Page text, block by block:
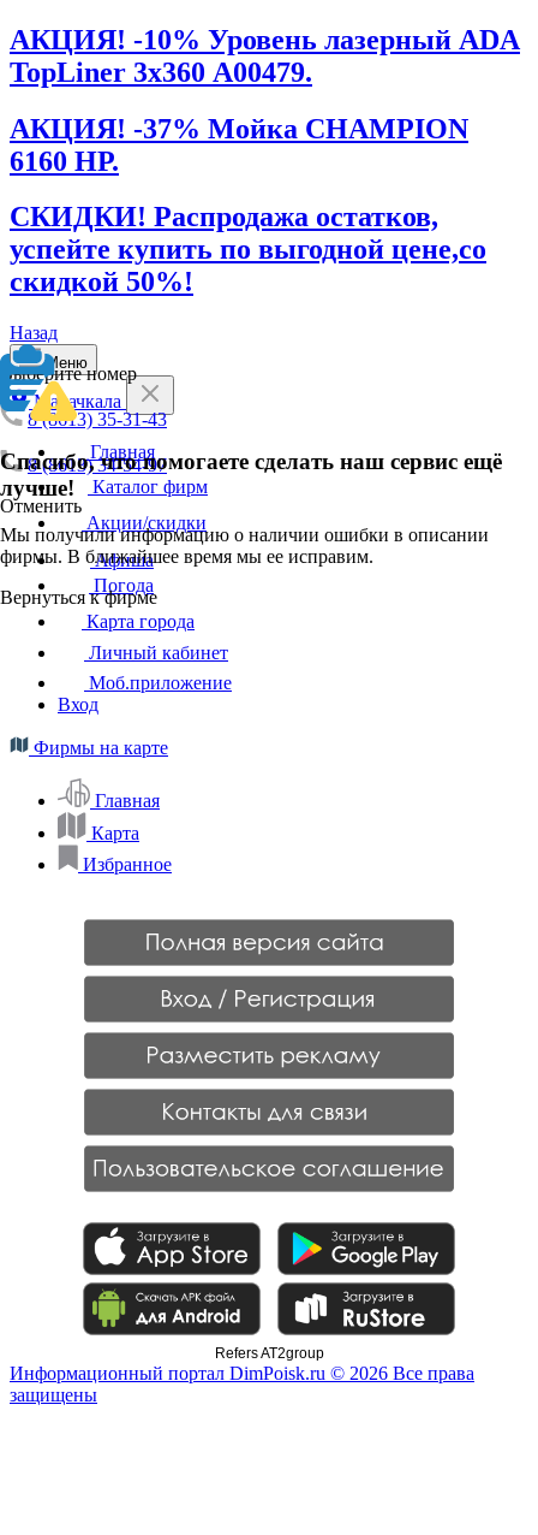
АКЦИЯ! -10% Уровень лазерный ADA
TopLiner 3х360 А00479.
АКЦИЯ! -37% Мойка CHAMPION
6160 НР.
СКИДКИ! Распродажа остатков,
успейте купить по выгодной цене,со
скидкой 50%!
Назад
Выберите номер
8 (8613) 35-31-43
8 (8613) 34-54-97
Отменить
Спасибо, что помогаете сделать наш сервис ещё
лучше!
Мы получили информацию о наличии ошибки в описании
фирмы. В ближайшее время мы ее исправим.
Вернуться к фирме
Меню
Махачкала
Главная
Каталог фирм
Акции/скидки
Афиша
Погода
Карта города
Личный кабинет
Моб.приложение
Вход
Фирмы на карте
Главная
Карта
Избранное
Refers AT2group
Информационный портал DimPoisk.ru © 2026 Все права
защищены